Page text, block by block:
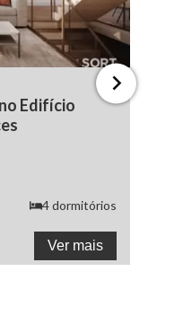
Edifício
4dormitórios
Ver mais